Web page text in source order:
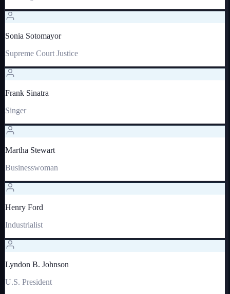
Sonia Sotomayor
Supreme Court Justice
Frank Sinatra
Singer
Martha Stewart
Businesswoman
Henry Ford
Industrialist
Lyndon B. Johnson
U.S. President